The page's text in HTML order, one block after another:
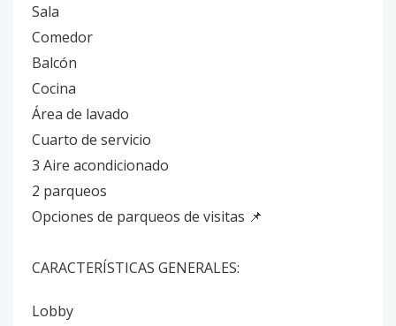
Sala
Comedor
Balcón
Cocina
Área de lavado
Cuarto de servicio
3 Aire acondicionado
2 parqueos
Opciones de parqueos de visitas 📌
CARACTERÍSTICAS GENERALES:
Lobby